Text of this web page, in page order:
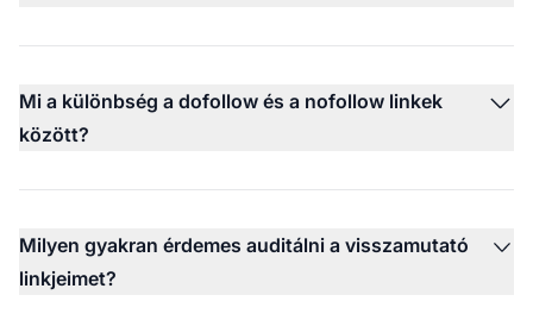
Mi a különbség a dofollow és a nofollow linkek
között?
Milyen gyakran érdemes auditálni a visszamutató
linkjeimet?